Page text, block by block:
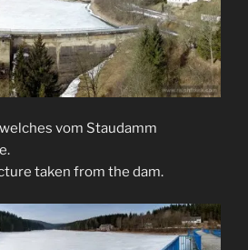
vom Staudamm
taken from the dam.